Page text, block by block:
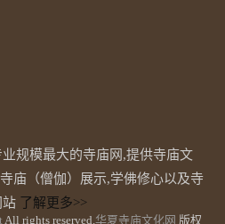
规模最大的寺庙网,提供寺庙文
庙（僧伽）展示,学佛修心以及寺
站
了解更多>>
All rights reserved.华夏寺庙文化网 版权